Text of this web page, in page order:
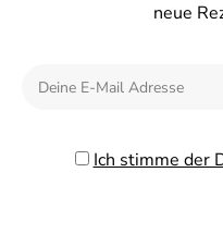
neue
Ich stimme der